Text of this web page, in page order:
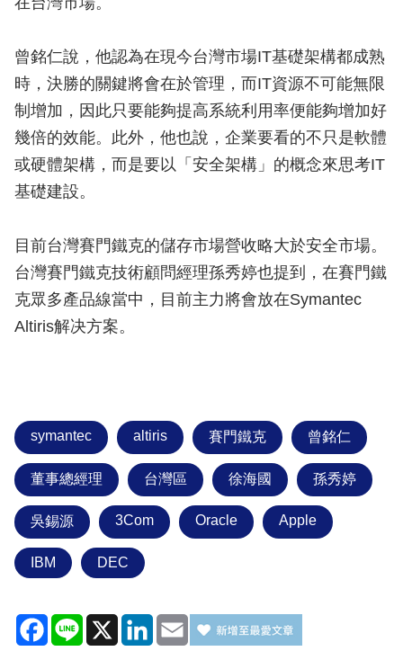
曾銘仁說，他認為在現今台灣市場IT基礎架構都成熟
時，決勝的關鍵將會在於管理，而IT資源不可能無限
制增加，因此只要能夠提高系統利用率便能夠增加好
幾倍的效能。此外，他也說，企業要看的不只是軟體
或硬體架構，而是要以「安全架構」的概念來思考IT
基礎建設。
目前台灣賽門鐵克的儲存市場營收略大於安全市場。
台灣賽門鐵克技術顧問經理孫秀婷也提到，在賽門鐵
克眾多產品線當中，目前主力將會放在Symantec
Altiris解决方案。
symantec altiris 賽門鐵克 曾銘仁
董事總經理 台灣區 徐海國 孫秀婷
吳錫源 3Com Oracle Apple
IBM DEC
Facebook
Line X LinkedIn
Email